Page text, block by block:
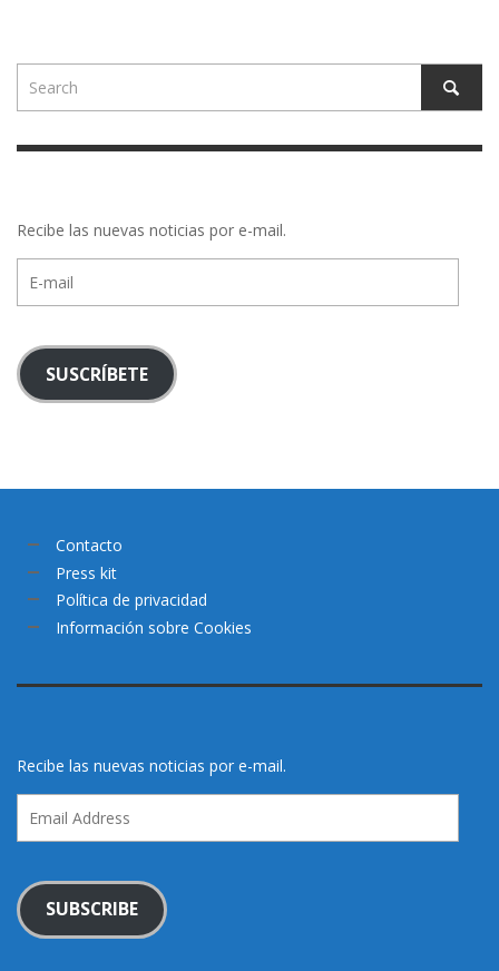
Recibe las nuevas noticias por e-mail.
mail
SUSCRÍBETE
Contacto
Press kit
Política de privacidad
Información sobre Cookies
Recibe las nuevas noticias por e-mail.
Address
SUBSCRIBE